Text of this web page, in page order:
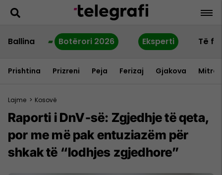
Ballina Botërori 2026 Eksperti Të
Prishtina Prizreni Peja Ferizaj Gjakova
Lajme > Kosovë
Raporti i DnV-së: Zgjedhje të qeta,
por me më pak entuziazëm për
shkak të “lodhjes zgjedhore”